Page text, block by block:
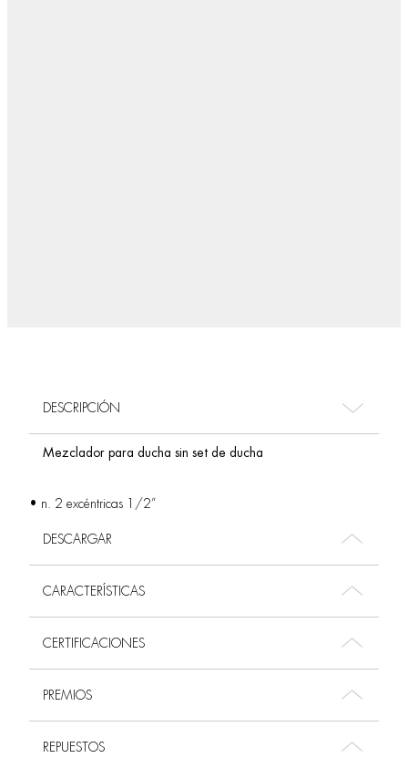
DESCRIPCIÓN
Mezclador para ducha sin set de ducha
• n. 2 excéntricas 1/2”
DESCARGAR
CARACTERÍSTICAS
CERTIFICACIONES
PREMIOS
REPUESTOS